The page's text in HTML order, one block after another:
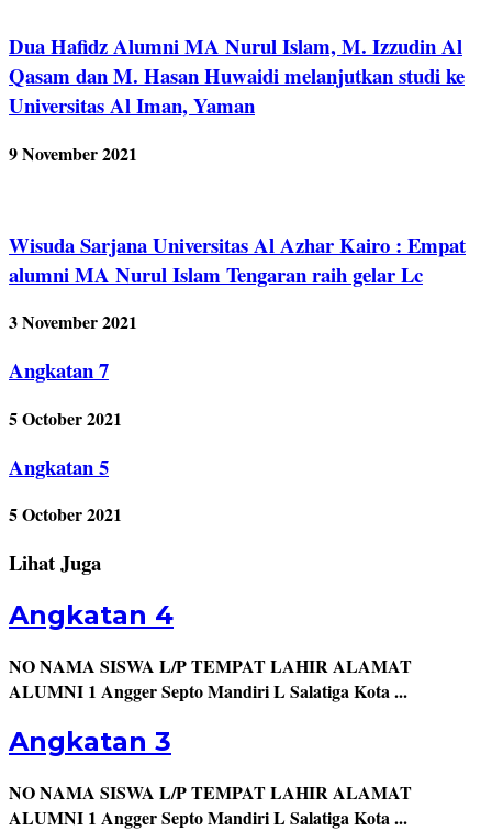
Dua Hafidz Alumni MA Nurul Islam, M. Izzudin Al
Qasam dan M. Hasan Huwaidi melanjutkan studi ke
Universitas Al Iman, Yaman
9 November 2021
Wisuda Sarjana Universitas Al Azhar Kairo : Empat
alumni MA Nurul Islam Tengaran raih gelar Lc
3 November 2021
Angkatan 7
5 October 2021
Angkatan 5
5 October 2021
Lihat Juga
Angkatan 4
NO NAMA SISWA L/P TEMPAT LAHIR ALAMAT
ALUMNI 1 Angger Septo Mandiri L Salatiga Kota ...
Angkatan 3
NO NAMA SISWA L/P TEMPAT LAHIR ALAMAT
ALUMNI 1 Angger Septo Mandiri L Salatiga Kota ...